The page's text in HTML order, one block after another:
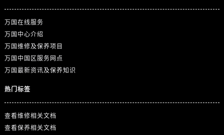
山东省日照市东港区烟台路万国售后服务中心（需提前预约）
万国在线服务
万国中心介绍
万国维修及保养项目
万国中国区服务网点
万国最新资讯及保养知识
热门标签
查看维修相关文档
查看保养相关文档